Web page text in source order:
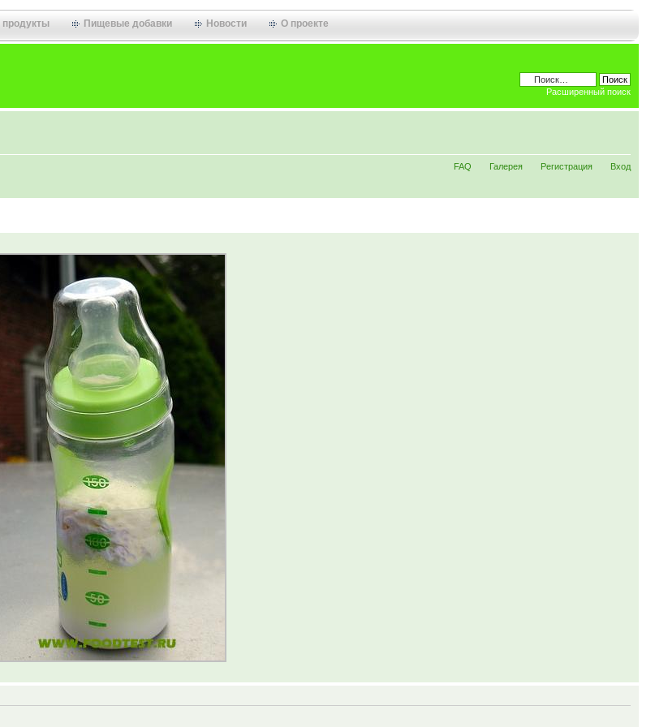
Пищевые добавки Новости О проекте
Расширенный поиск
FAQ Галерея Регистрация Вход